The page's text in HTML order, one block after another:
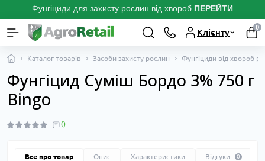
Фунгіциди для захисту рослин від хвороб ПЕРЕЙТИ
Клієнту
0
Каталог товарів Засоби захисту рослин Фунгіциди від хвороб
Фунгіцид Суміш Бордо 3% 750 г
Bingo
0
Все про товар Опис Характеристики Відгуки 0